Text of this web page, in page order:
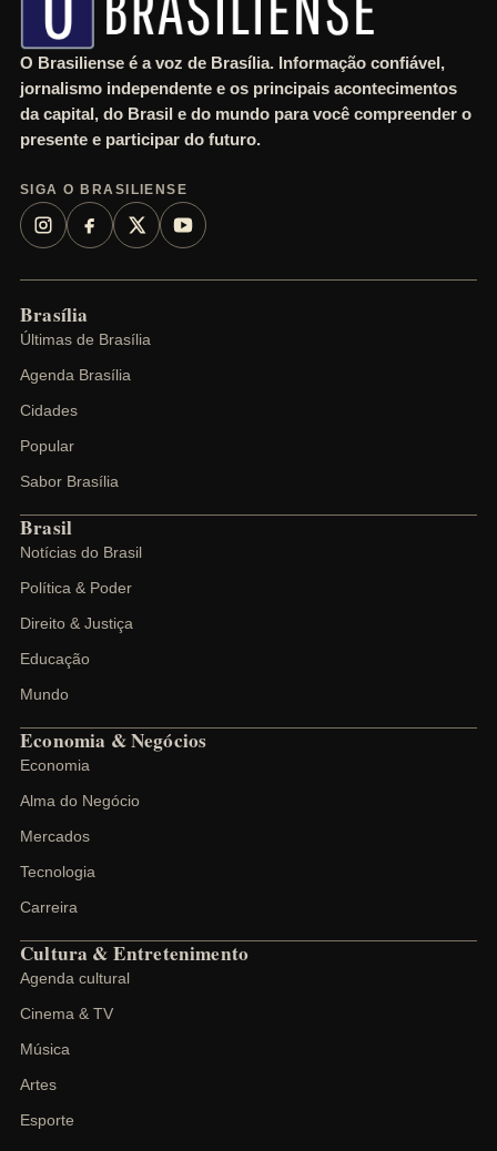
O Brasiliense é a voz de Brasília. Informação confiável,
jornalismo independente e os principais acontecimentos
da capital, do Brasil e do mundo para você compreender o
presente e participar do futuro.
SIGA O BRASILIENSE
Brasília
Últimas de Brasília
Agenda Brasília
Cidades
Popular
Sabor Brasília
Brasil
Notícias do Brasil
Política & Poder
Direito & Justiça
Educação
Mundo
Economia & Negócios
Economia
Alma do Negócio
Mercados
Tecnologia
Carreira
Cultura & Entretenimento
Agenda cultural
Cinema & TV
Música
Artes
Esporte